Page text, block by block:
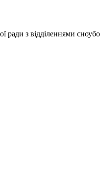
ради з відділеннями